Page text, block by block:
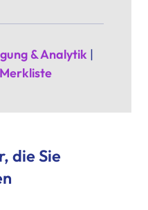
& Analytik|
die Sie